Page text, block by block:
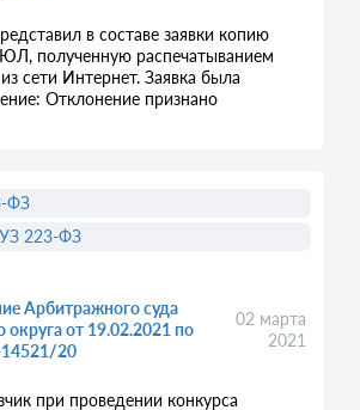
в составе заявки копию
полученную распечатыванием
сети Интернет. Заявка была
Отклонение признано
Арбитражного суда
округа от 19.02.2021 по
20
02 марта
2021
при проведении конкурса
ФЗ
УЗ 223-ФЗ